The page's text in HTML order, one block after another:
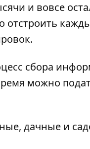
и вовсе
отстроить
сбора
можно
дачные и